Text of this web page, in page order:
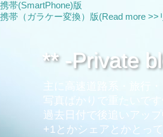
携帯(SmartPhone)版
携帯（ガラケー変換）版(Read more >>
** -Private
主に高速道路系・旅行・
写真ばかりで重たいです
過去日付で後追いアッ
+1とかシェアとかとっ